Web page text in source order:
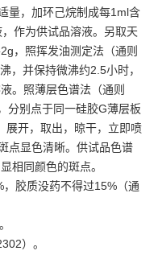
量，加环己烷制成每1ml含
作为供试品溶液。另取天
，照挥发油测定法（通则
，并保持微沸约2.5小时，
。照薄层色谱法（通则
分别点于同一硅胶G薄层板
展开，取出，晾干，立即喷
点显色清晰。供试品色谱
相同颜色的斑点。
胶质没药不得过15%（通
）。